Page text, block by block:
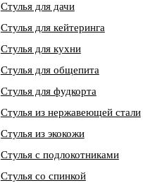
Стулья для дачи
Стулья для кейтеринга
Стулья для кухни
Стулья для общепита
Стулья для фудкорта
Стулья из нержавеющей стали
Стулья из экокожи
Стулья с подлокотниками
Стулья со спинкой